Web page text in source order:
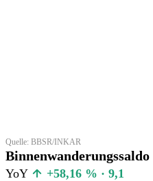
Quelle: BBSR/INKAR
Binnenwanderungssaldo
YoY +58,16 % · 9,1